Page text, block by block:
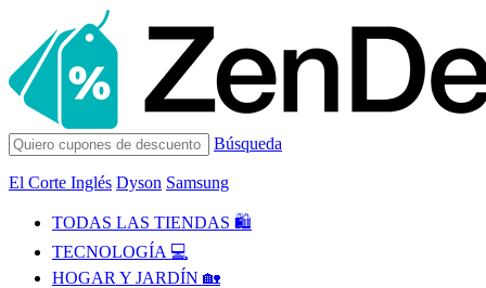
Búsqueda
El Corte Inglés Dyson Samsung
TODAS LAS TIENDAS 🛍️
TECNOLOGÍA 💻
HOGAR Y JARDÍN 🏡